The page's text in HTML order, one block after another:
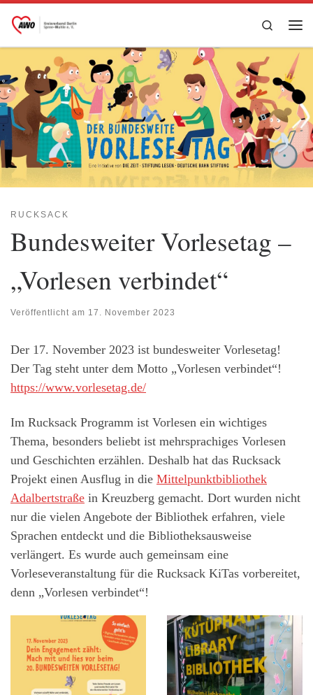
Zum Inhalt springen
Search
RUCKSACK
Bundesweiter Vorlesetag –
„Vorlesen verbindet“
Veröffentlicht am 17. November 2023
Der 17. November 2023 ist bundesweiter Vorlesetag!
Der Tag steht unter dem Motto „Vorlesen verbindet“!
https://www.vorlesetag.de/
Im Rucksack Programm ist Vorlesen ein wichtiges
Thema, besonders beliebt ist mehrsprachiges Vorlesen
und Geschichten erzählen. Deshalb hat das Rucksack
Projekt einen Ausflug in die Mittelpunktbibliothek
Adalbertstraße in Kreuzberg gemacht. Dort wurden nicht
nur die vielen Angebote der Bibliothek erfahren, viele
Sprachen entdeckt und die Bibliotheksausweise
verlängert. Es wurde auch gemeinsam eine
Vorleseveranstaltung für die Rucksack KiTas vorbereitet,
denn „Vorlesen verbindet“!